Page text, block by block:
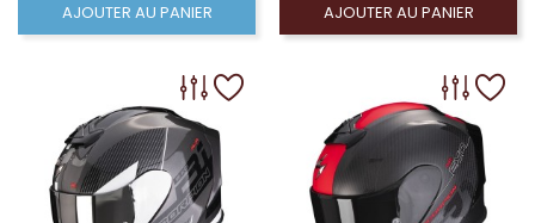
AJOUTER AU PANIER AJOUTER AU PANIER